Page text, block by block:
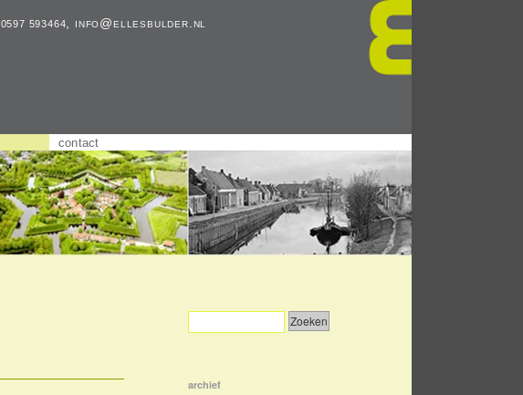
0597 593464 info@ellesbulder.nl
contact
archief